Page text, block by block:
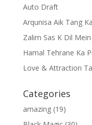
Auto Draft
Arqunisa Aik Tang
Zalim Sas K Dil
Hamal Tehrane Ka
Love & Attraction
Categories
amazing(19)